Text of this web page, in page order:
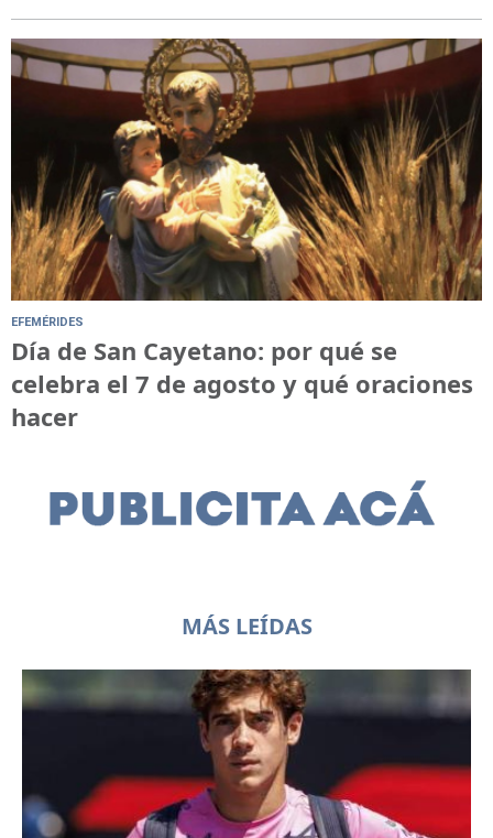
EFEMÉRIDES
Día de San Cayetano: por qué se
celebra el 7 de agosto y qué oraciones
hacer
MÁS LEÍDAS